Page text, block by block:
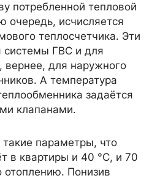
потребленной тепловой
очередь, исчисляется
теплосчетчика. Эти
ГВС и для
вернее, для наружного
А температура
задаётся
клапанами.
параметры, что
в квартиры и 40 °С, и 70
отоплению. Понизив